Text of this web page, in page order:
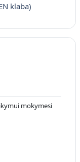
klaba)
mokymesi